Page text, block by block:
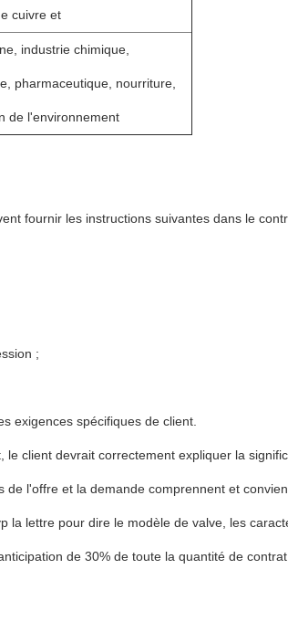
cuivre et
industrie chimique,
pharmaceutique, nourriture,
de l'environnement
fournir les instructions suivantes dans le
;
exigences spécifiques de client.
client devrait correctement expliquer la
l'offre et la demande comprennent et
la lettre pour dire le modèle de valve, les
de 30% de toute la quantité de